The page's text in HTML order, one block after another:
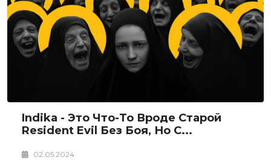
Indika - Это Что-То Вроде Старой
Resident Evil Без Боя, Но С...
02.05.2024